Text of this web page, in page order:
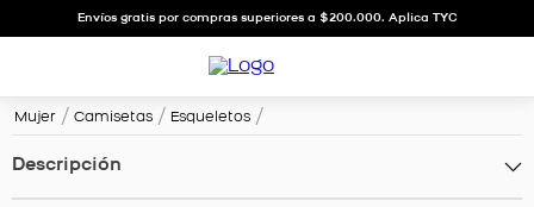
Envíos gratis por compras superiores a $200.000. Aplica TYC
Mujer Camisetas Esqueletos
Descripción